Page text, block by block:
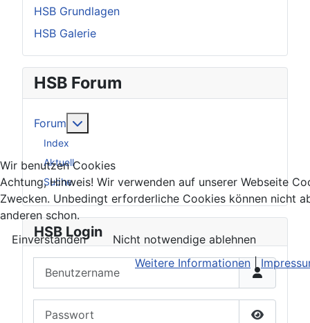
HSB Grundlagen
HSB Galerie
HSB Forum
Forum
Index
Aktuell
Suche
HSB Login
Wir benutzen Cookies
Achtung, Hinweis! Wir verwenden auf unserer Webseite
Zwecken. Unbedingt erforderliche Cookies können nicht
anderen schon.
Einverstanden
Nicht notwendige ablehnen
Weitere Informationen